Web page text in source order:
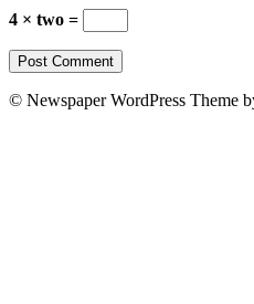
4 × two =
© Newspaper WordPress Theme